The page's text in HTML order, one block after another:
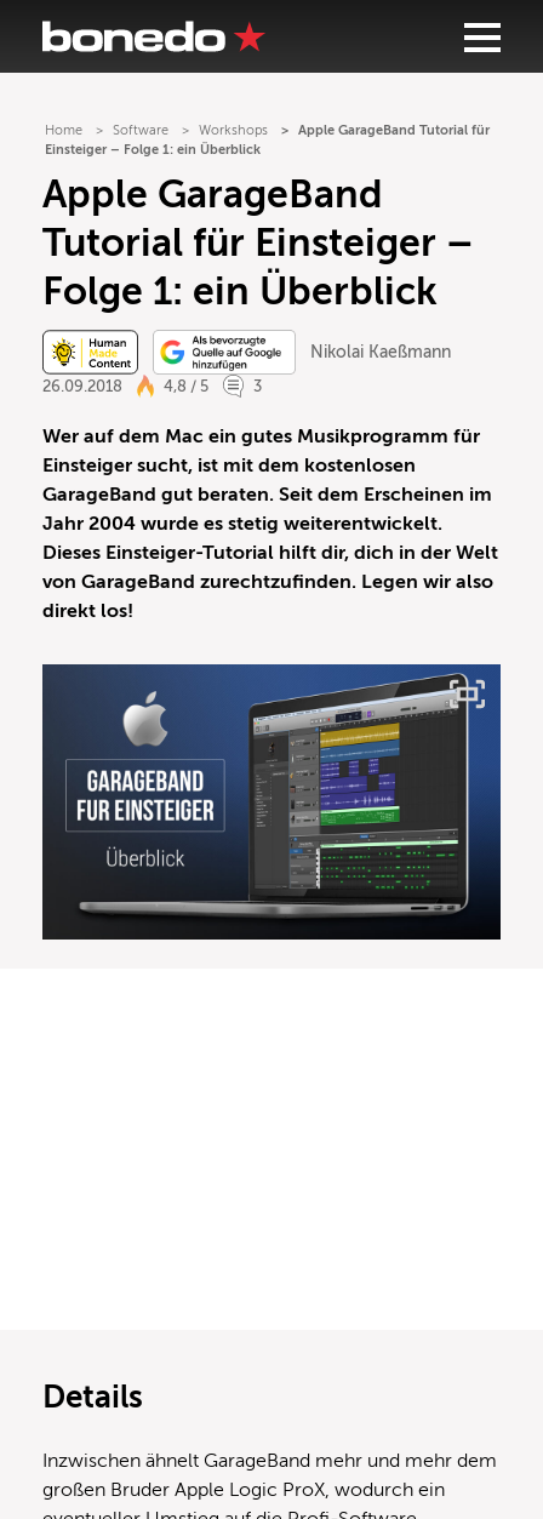
Home Software Workshops
Apple GarageBand Tutorial für
Einsteiger – Folge 1: ein Überblick
Apple GarageBand
Tutorial für Einsteiger –
Folge 1: ein Überblick
Nikolai Kaeßmann
26.09.2018
4,8 / 5 3
Wer auf dem Mac ein gutes Musikprogramm für
Einsteiger sucht, ist mit dem kostenlosen
GarageBand gut beraten. Seit dem Erscheinen im
Jahr 2004 wurde es stetig weiterentwickelt.
Dieses Einsteiger-Tutorial hilft dir, dich in der Welt
von GarageBand zurechtzufinden. Legen wir also
direkt los!
Details
Inzwischen ähnelt GarageBand mehr und mehr dem
großen Bruder Apple Logic ProX, wodurch ein